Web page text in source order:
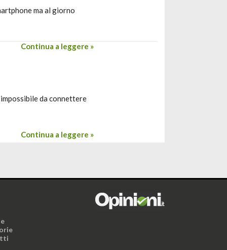
ma al giorno
Continua a leggere »
da connettere
Continua a leggere »